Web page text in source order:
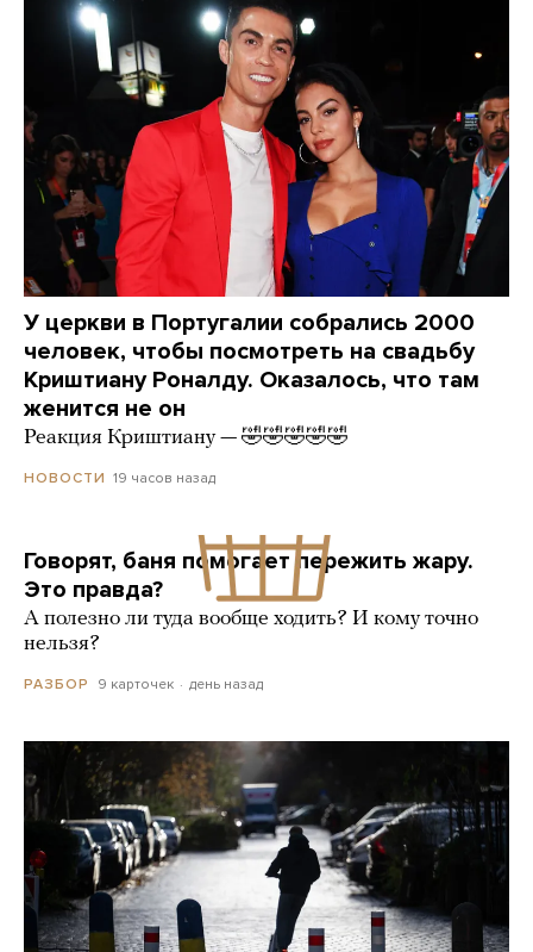
У церкви в Португалии собрались 2000
человек, чтобы посмотреть на свадьбу
Криштиану Роналду. Оказалось, что там
женится не он
Реакция Криштиану — 🤣🤣🤣🤣🤣
НОВОСТИ 19 часов назад
Говорят, баня помогает пережить жару.
Это правда?
А полезно ли туда вообще ходить? И кому точно
нельзя?
РАЗБОР 9 карточек день назад